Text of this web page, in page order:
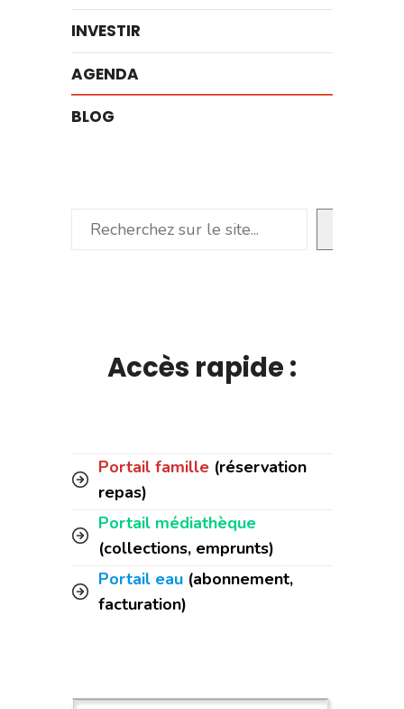
INVESTIR
AGENDA
BLOG
Rechercher
Accès rapide :
Portail famille (réservation
repas)
Portail médiathèque
(collections, emprunts)
Portail eau (abonnement,
facturation)